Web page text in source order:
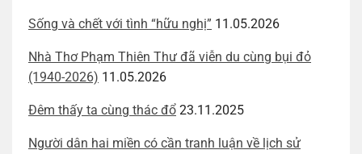
Sống và chết với tình “hữu nghị” 11.05.2026
Nhà Thơ Phạm Thiên Thư đã viễn du cùng bụi đỏ
(1940-2026) 11.05.2026
Đêm thấy ta cùng thác đổ 23.11.2025
Người dân hai miền có cần tranh luận về lịch sử